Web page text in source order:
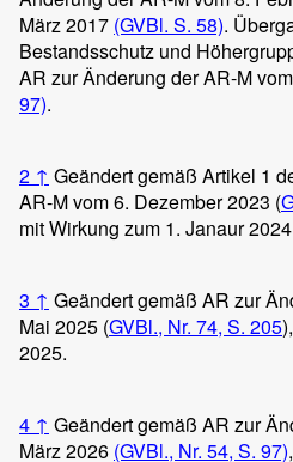
März 2017 (GVBl. S. 58).
Bestandsschutz und
AR zur Änderung der AR-M
97).
2 ↑ Geändert gemäß Artikel 1
AR-M vom 6. Dezember 2023 (
mit Wirkung zum 1. Janaur
3 ↑ Geändert gemäß AR zur
Mai 2025 (GVBl., Nr. 74, S. 205
2025.
4 ↑ Geändert gemäß AR zur
März 2026 (GVBl., Nr. 54, S. 97)